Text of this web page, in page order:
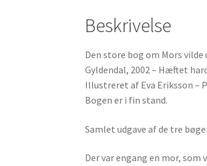
Beskrivelse
Den store bog om Mors
Gyldendal, 2002 – Hæftet
Illustreret af Eva Eriksson –
Bogen er i fin stand.
Samlet udgave af de tre
Der var engang en mor, som